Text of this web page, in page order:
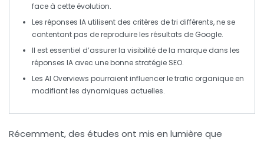
face à cette évolution.
Les réponses IA utilisent des critères de tri différents, ne se
contentant pas de reproduire les résultats de Google.
Il est essentiel d’assurer la visibilité de la marque dans les
réponses IA avec une bonne stratégie SEO.
Les AI Overviews pourraient influencer le trafic organique en
modifiant les dynamiques actuelles.
Récemment, des études ont mis en lumière que